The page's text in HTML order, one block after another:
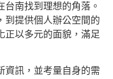
台南找到理想的角落。
到提供個人辦公空間的
正以多元的面貌，滿足
資訊，並考量自身的需